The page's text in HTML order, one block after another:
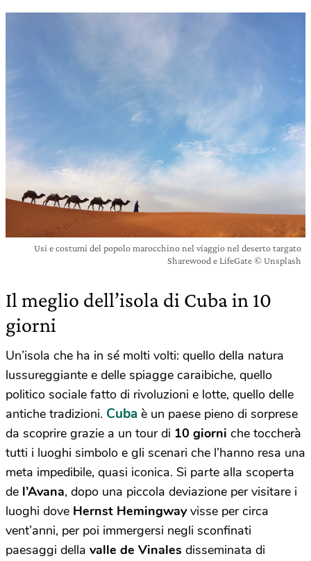
Usi e costumi del popolo marocchino nel viaggio nel deserto targato
Sharewood e LifeGate © Unsplash
Il meglio dell’isola di Cuba in 10
giorni
Un’isola che ha in sé molti volti: quello della natura
lussureggiante e delle spiagge caraibiche, quello
politico sociale fatto di rivoluzioni e lotte, quello delle
antiche tradizioni. Cuba è un paese pieno di sorprese
da scoprire grazie a un tour di 10 giorni che toccherà
tutti i luoghi simbolo e gli scenari che l’hanno resa una
meta impedibile, quasi iconica. Si parte alla scoperta
de l’Avana, dopo una piccola deviazione per visitare i
luoghi dove Hernst Hemingwayvisse per circa
vent’anni, per poi immergersi negli sconfinati
paesaggi della valle de Vinales disseminata di